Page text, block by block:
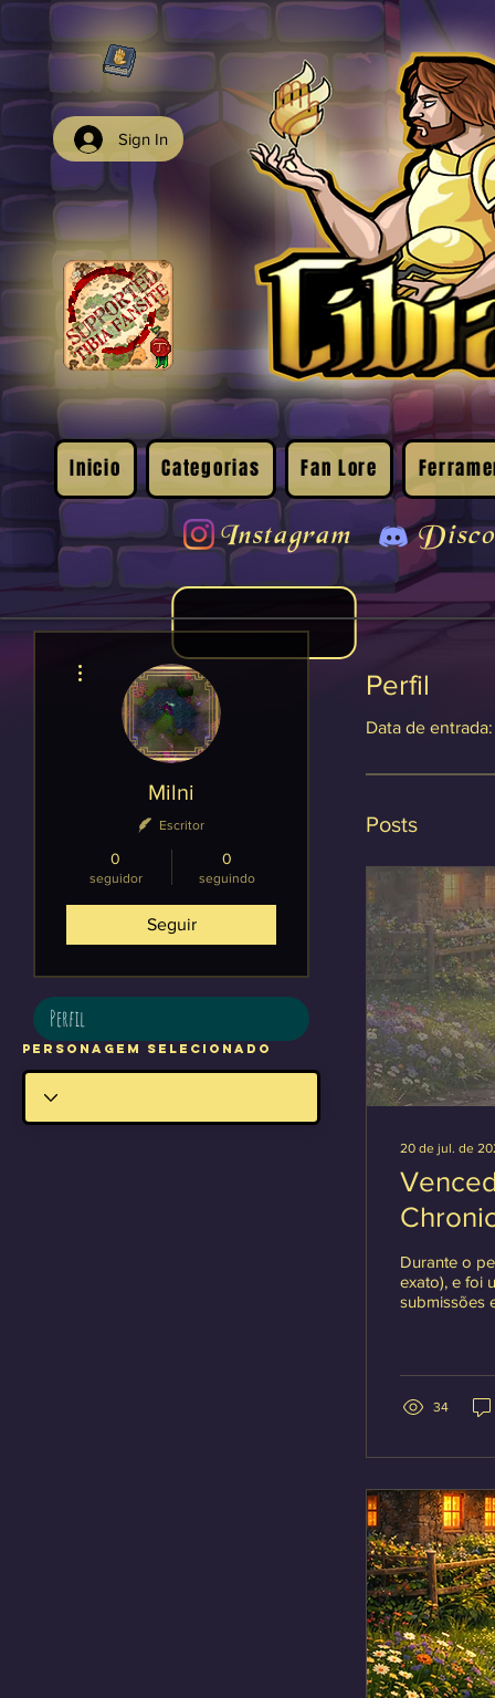
Sign In
Inicio Categorias Fan Lore
Instagram
Perfil
Data de
Posts
20 de jul. de
Durante o
exato), e foi
submissões
como tickets para o
34
Milni
Escritor
0
seguidor
0
seguindo
Seguir
Perfil
Personagem Selecionado